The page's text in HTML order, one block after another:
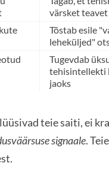
värsket teavet
Tõstab esile
leheküljed"
Tugevdab
tehisintellekti
jaoks
teie saiti, ei
signaale.